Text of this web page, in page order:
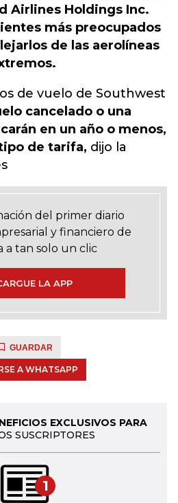
Airlines Holdings Inc.
más preocupados
de las aerolíneas
de vuelo de Southwest
cancelado o una
en un año o menos,
de tarifa, dijo la
del primer diario
y financiero de
a tan solo un clic
LA APP
GUARDAR
A WHATSAPP
EXCLUSIVOS PARA
SUSCRIPTORES
1